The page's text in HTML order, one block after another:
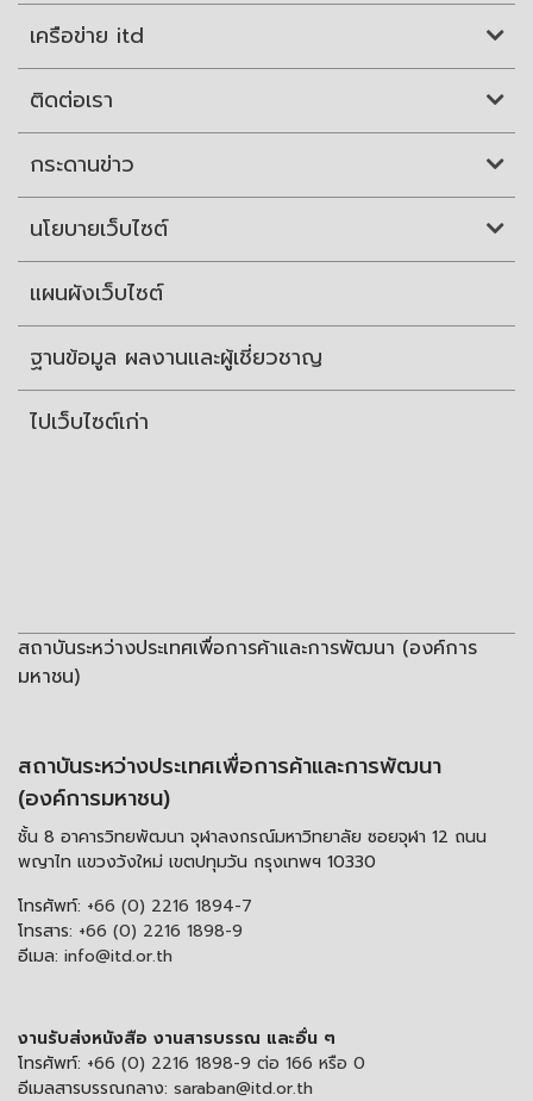
เครือข่าย itd
ติดต่อเรา
กระดานข่าว
นโยบายเว็บไซต์
แผนผังเว็บไซต์
ฐานข้อมูล ผลงานและผู้เชี่ยวชาญ
ไปเว็บไซต์เก่า
สถาบันระหว่างประเทศเพื่อการค้าและการพัฒนา (องค์การ
มหาชน)
สถาบันระหว่างประเทศเพื่อการค้าและการพัฒนา
(องค์การมหาชน)
ชั้น 8 อาคารวิทยพัฒนา จุฬาลงกรณ์มหาวิทยาลัย ซอยจุฬา 12 ถนน
พญาไท แขวงวังใหม่ เขตปทุมวัน กรุงเทพฯ 10330
โทรศัพท์: +66 (0) 2216 1894-7
โทรสาร: +66 (0) 2216 1898-9
อีเมล: info@itd.or.th
งานรับส่งหนังสือ งานสารบรรณ และอื่น ๆ
โทรศัพท์: +66 (0) 2216 1898-9 ต่อ 166 หรือ 0
อีเมลสารบรรณกลาง: saraban@itd.or.th